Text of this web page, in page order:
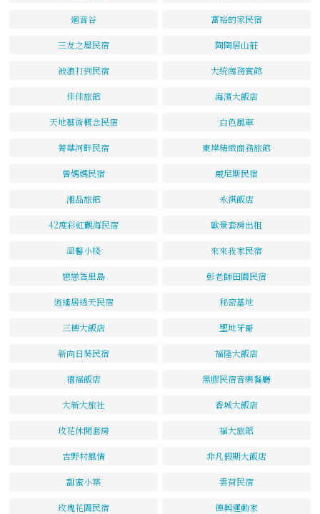
迴音谷 富裕的家民宿
三友之屋民宿 陶陶居山莊
被浪打到民宿 大統商務賓館
佳佳旅館 海濱大飯店
天地藝術概念民宿 白色風車
菁華河畔民宿 東岸精緻商務旅館
曾媽媽民宿 威尼斯民宿
湘品旅館 永祺飯店
42度彩虹觀海民宿 歐景套房出租
溫馨小棧 來來我家民宿
戀戀峇里島 彭老師田園民宿
逍遙居透天民宿 秘密基地
三德大飯店 聖地牙哥
新向日葵民宿 福隆大飯店
禧福飯店 黑膠民宿音樂餐廳
大新大旅社 香城大飯店
玫花休閒套房 福大旅館
吉野村風情 非凡假期大飯店
甜蜜小築 雲荷民宿
玫瑰花園民宿 德興運動家